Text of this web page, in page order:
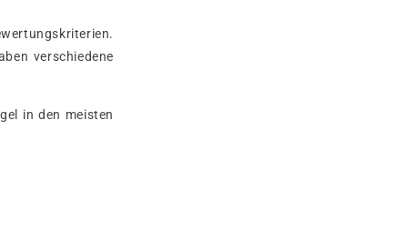
verschiedene
in den meisten